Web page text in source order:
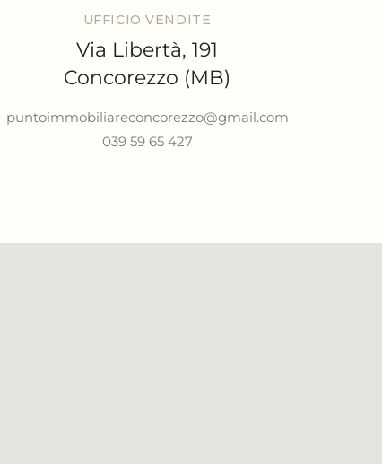
UFFICIO VENDITE
Via Libertà, 191
Concorezzo (MB)
puntoimmobiliareconcorezzo@gmail.com
039 59 65 427‬